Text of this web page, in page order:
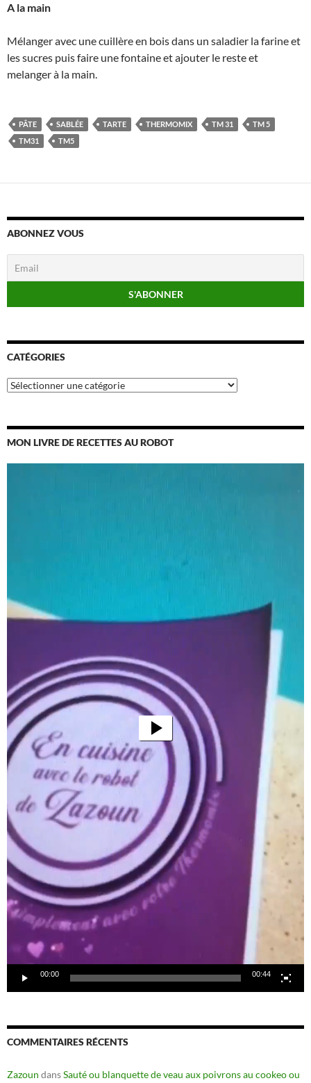
A la main
Mélanger avec une cuillère en bois dans un saladier la farine et
les sucres puis faire une fontaine et ajouter le reste et
melanger à la main.
PÂTE SABLÉE TARTE THERMOMIX TM 31
TM 5
TM31
TM5
ABONNEZ VOUS
CATÉGORIES
Catégories
MON LIVRE DE RECETTES AU ROBOT
00:00 00:44
COMMENTAIRES RÉCENTS
Zazoun dansSauté ou blanquette de veau aux poivrons au cookeo ou